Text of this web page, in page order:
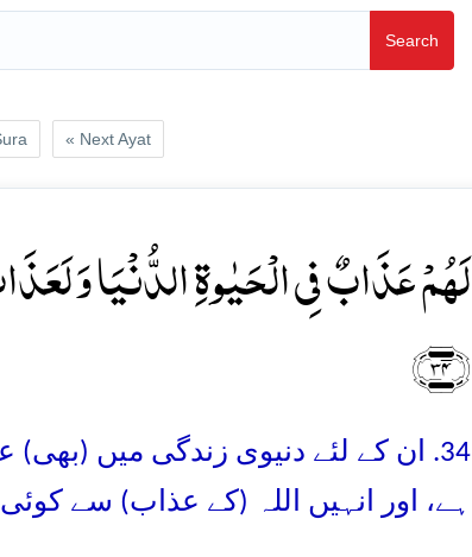
Search
« Next Ayat
لَہُمۡ عَذَابٌ فِی الۡحَیٰوۃِ الدُّنۡیَا وَ
﴿۳۴﴾
34. ان کے لئے دنیوی زندگی میں
ہے، اور انہیں اللہ (کے عذاب) سے کوئی